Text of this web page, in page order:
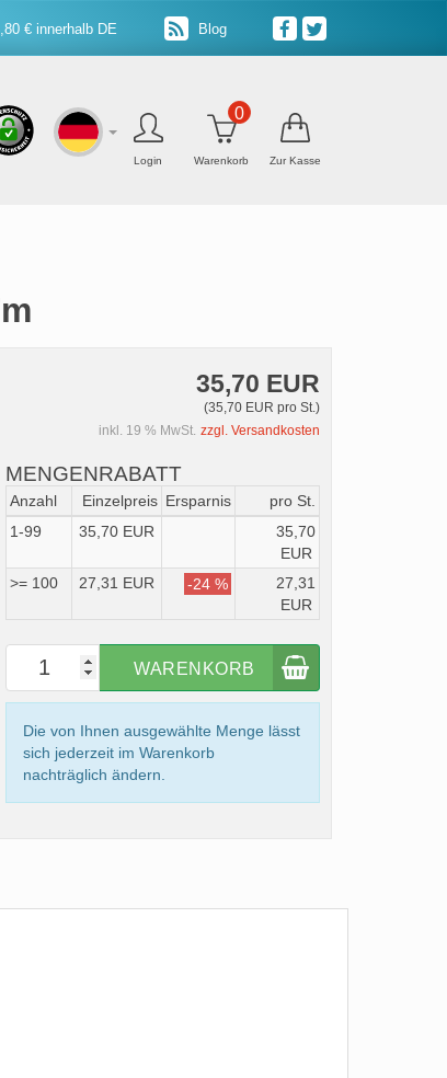
€ innerhalb DE Blog
Login Warenkorb
0
Zur Kasse
35,70 EUR
(35,70 EUR pro St.)
inkl. 19 % MwSt. zzgl. Versandkosten
MENGENRABATT
Anzahl Einzelpreis Ersparnis
pro St.
1-99
35,70 EUR
35,70
EUR
>= 100
27,31 EUR -24 %
27,31
EUR
WARENKORB
Die von Ihnen ausgewählte Menge lässt
sich jederzeit im Warenkorb
nachträglich ändern.